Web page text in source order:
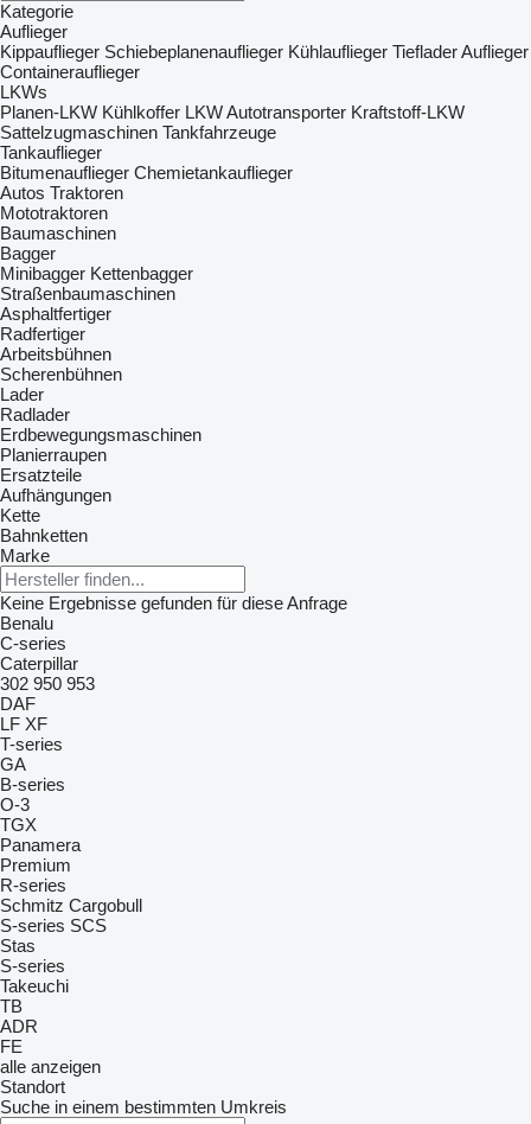
Kategorie
Auflieger
Kippauflieger Schiebeplanenauflieger Kühlauflieger Tieflader Auflieger
Containerauflieger
LKWs
Planen-LKW Kühlkoffer LKWAutotransporter Kraftstoff-LKW
Sattelzugmaschinen Tankfahrzeuge
Tankauflieger
Bitumenauflieger Chemietankauflieger
Autos Traktoren
Mototraktoren
Baumaschinen
Bagger
Minibagger Kettenbagger
Straßenbaumaschinen
Asphaltfertiger
Radfertiger
Arbeitsbühnen
Scherenbühnen
Lader
Radlader
Erdbewegungsmaschinen
Planierraupen
Ersatzteile
Aufhängungen
Kette
Bahnketten
Marke
Keine Ergebnisse gefunden für diese Anfrage
Benalu
C-series
Caterpillar
302 950 953
DAF
LF XF
T-series
GA
B-series
O-3
TGX
Panamera
Premium
R-series
Schmitz Cargobull
S-series SCS
Stas
S-series
Takeuchi
TB
ADR
FE
alle anzeigen
Standort
Suche in einem bestimmten Umkreis